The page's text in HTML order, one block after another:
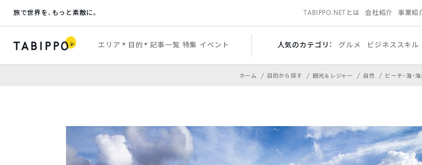
旅で世界を、もっと素敵に。 TABIPPO.NETとは 会社紹介 事業紹
エリア 目的 記事一覧 特集 イベント 人気のカテゴリ： グルメ ビジネススキル
ホーム 目的から探す 観光＆レジャー 自然 ビーチ・海・